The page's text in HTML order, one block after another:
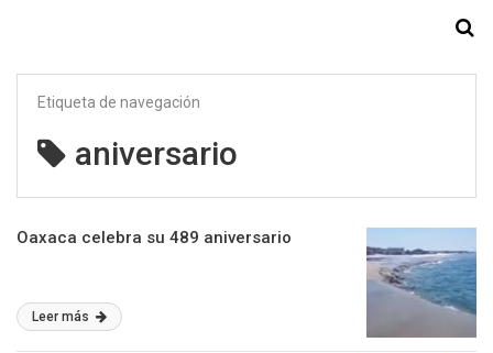
Etiqueta de navegación
aniversario
Oaxaca celebra su 489 aniversario
Leer más